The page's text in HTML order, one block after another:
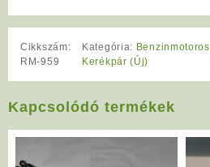
Cikkszám:
RM-959
Kategória: Benzinmotoros
Kerékpár (Új)
Kapcsolódó termékek